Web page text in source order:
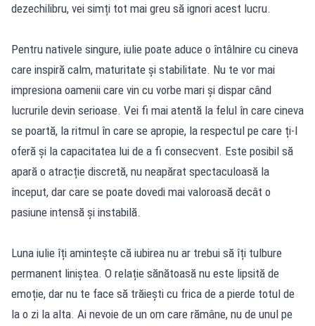
dezechilibru, vei simți tot mai greu să ignori acest lucru.
Pentru nativele singure, iulie poate aduce o întâlnire cu cineva
care inspiră calm, maturitate și stabilitate. Nu te vor mai
impresiona oamenii care vin cu vorbe mari și dispar când
lucrurile devin serioase. Vei fi mai atentă la felul în care cineva
se poartă, la ritmul în care se apropie, la respectul pe care ți-l
oferă și la capacitatea lui de a fi consecvent. Este posibil să
apară o atracție discretă, nu neapărat spectaculoasă la
început, dar care se poate dovedi mai valoroasă decât o
pasiune intensă și instabilă.
Luna iulie îți amintește că iubirea nu ar trebui să îți tulbure
permanent liniștea. O relație sănătoasă nu este lipsită de
emoție, dar nu te face să trăiești cu frica de a pierde totul de
la o zi la alta. Ai nevoie de un om care rămâne, nu de unul pe